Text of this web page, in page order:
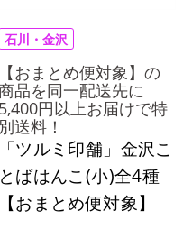
石川・金沢
【おまとめ便対象】の
品を同一配送先に
5,400円以上お届けで特
別送料！
「ツルミ印舗」金沢こ
とばはんこ(小)全4種
【おまとめ便対象】